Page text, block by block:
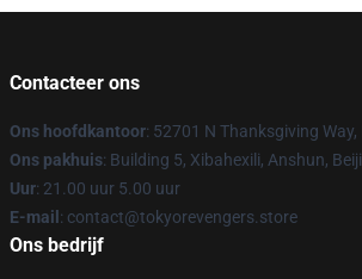
Contacteer ons
Ons hoofdkantoor: 52701 N Thanksgiving Way,
Ons pakhuis: Building 5, Xibahexili, Anshun,
Uur: 21.00 uur 5.00 uur
E-mail : contact@tokyorevengers.store
Ons bedrijf